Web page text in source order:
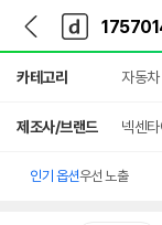
다
나
와
가
기
다
와
메
인
카테고리 자동
제조사/브랜드 넥센타
인기 옵션우선 노출